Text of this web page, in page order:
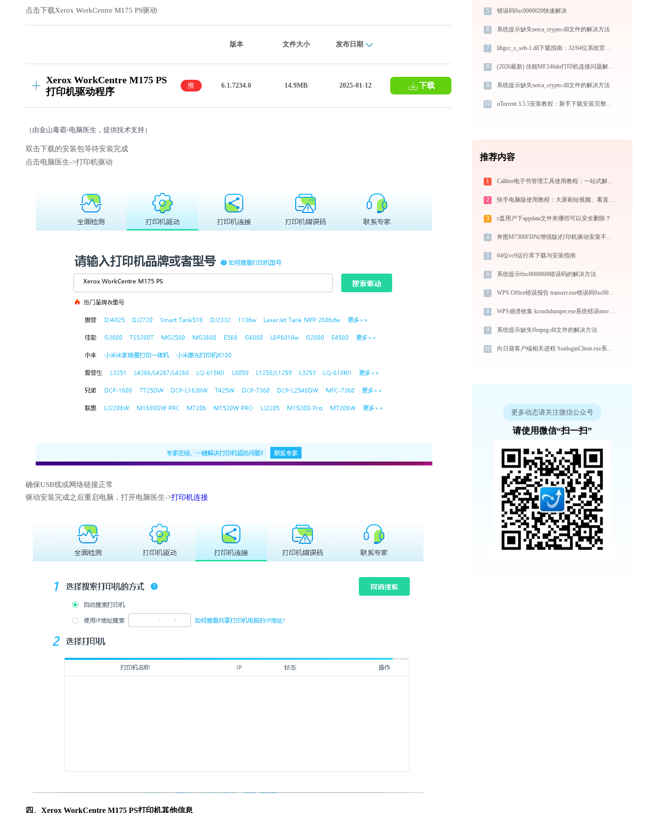
点击下载Xerox WorkCentre M175 PS驱动
版本 文件大小 发布日期
Xerox WorkCentre M175 PS
打印机驱动程序
推
6.1.7234.0 14.9MB 2025-01-12 下载
（由金山毒霸-电脑医生，提供技术支持）
双击下载的安装包等待安装完成
点击电脑医生->打印机驱动
确保USB线或网络链接正常
驱动安装完成之后重启电脑，打开电脑医生->打印机连接
四、Xerox WorkCentre M175 PS打印机其他信息
5 错误码0xc0000020快速解决
6 系统提示缺失netca_crypto.dll文件的解决方法
7 libgcc_s_seh-1.dll下载指南：32/64位系统官方免费下载与安装教程
8 (2026最新) 佳能MF246dn打印机连接问题解析 - 金山毒霸
9 系统提示缺失netca_crypto.dll文件的解决方法
10 uTorrent 3.5.5安装教程：新手下载安装完整图文指南
推荐内容
1 Calibre电子书管理工具使用教程：一站式解决电子书格式转换、元数据管理与设备同步
2 快手电脑版使用教程：大屏刷短视频、看直播与PC直播伴侣一站式指南
3 c盘用户下appdata文件夹哪些可以安全删除？
4 奔图M7300FDN(增强版)打印机驱动安装不再难，跟着这些步骤一学就会
5 64位vc9运行库下载与安装指南
6 系统提示0xc0000008错误码的解决方法
7 WPS Office错误报告 transerr.exe错误码0xc000000d处理办法
8 WPS崩溃收集 kcrashdumper.exe系统错误msvcr100.dll丢失如何解决
9 系统提示缺失ffmpeg.dll文件的解决方法
10 向日葵客户端相关进程 SunloginClient.exe系统错误msdmo.dll丢失如何解决
更多动态请关注微信公众号
请使用微信“扫一扫”